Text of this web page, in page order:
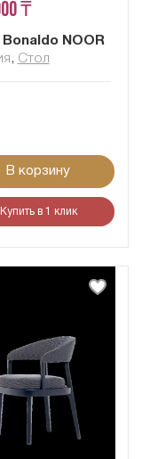
₸
Bonaldo NOOR
, Стол
В корзину
Купить в 1 клик